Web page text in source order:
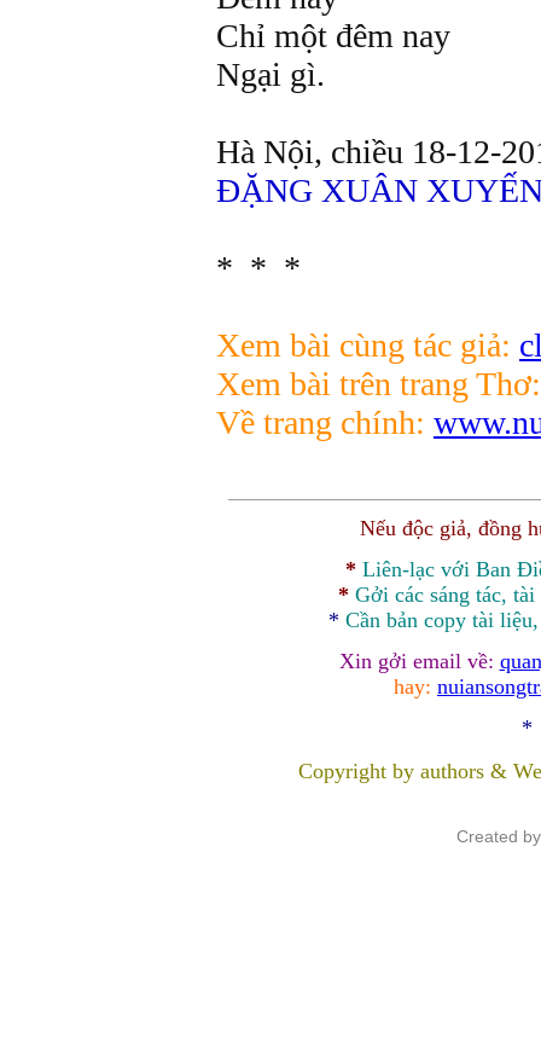
Chỉ một đêm nay
Ngại gì.
Hà Nội, chiều 18-12-
ĐẶNG XUÂN
* * *
Xem bài cùng tác giả:
Xem bài trên trang Thơ:
Về trang chính:
Nếu độc giả, đồng
* Liên-lạc với Ban
* Gởi các sáng tác,
* Cần bản copy tài
Xin gởi email về:
hay:
*
Copyright by authors &
Created